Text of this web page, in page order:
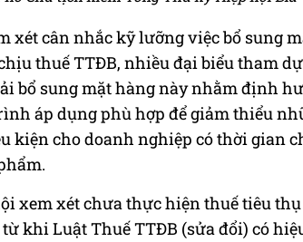
xét cân nhắc kỹ lưỡng việc bổ sung
thuế TTĐB, nhiều đại biểu tham
bổ sung mặt hàng này nhằm định
áp dụng phù hợp để giảm thiểu
kiện cho doanh nghiệp có thời gian
xem xét chưa thực hiện thuế tiêu
khi Luật Thuế TTĐB (sửa đổi) có